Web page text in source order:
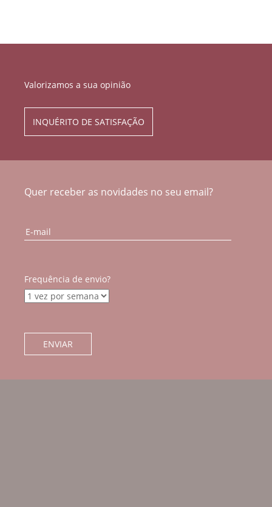
Valorizamos a sua opinião
INQUÉRITO DE SATISFAÇÃO
Quer receber as novidades no seu email?
Frequência de envio?